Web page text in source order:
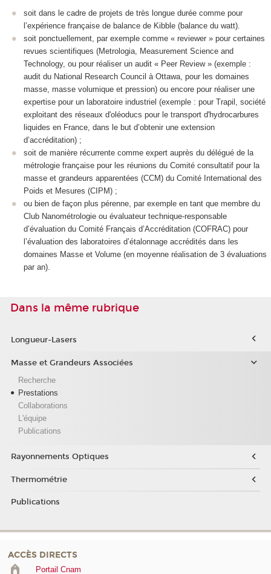
soit dans le cadre de projets de très longue durée comme pour
l’expérience française de balance de Kibble (balance du watt).
soit ponctuellement, par exemple comme « reviewer » pour certaines
revues scientifiques (Metrologia, Measurement Science and
Technology, ou pour réaliser un audit « Peer Review » (exemple :
audit du National Research Council à Ottawa, pour les domaines
masse, masse volumique et pression) ou encore pour réaliser une
expertise pour un laboratoire industriel (exemple : pour Trapil, société
exploitant des réseaux d'oléoducs pour le transport d'hydrocarbures
liquides en France, dans le but d’obtenir une extension
d’accréditation) ;
soit de manière récurrente comme expert auprès du délégué de la
métrologie française pour les réunions du Comité consultatif pour la
masse et grandeurs apparentées (CCM) du Comité International des
Poids et Mesures (CIPM) ;
ou bien de façon plus pérenne, par exemple en tant que membre du
Club Nanométrologie ou évaluateur technique-responsable
d’évaluation du Comité Français d’Accréditation (COFRAC) pour
l’évaluation des laboratoires d’étalonnage accrédités dans les
domaines Masse et Volume (en moyenne réalisation de 3 évaluations
par an).
Dans la même rubrique
Longueur-Lasers
Masse et Grandeurs Associées
Recherche
Prestations
Collaborations
L'équipe
Publications
Rayonnements Optiques
Thermométrie
Publications
ACCÈS DIRECTS
Portail Cnam